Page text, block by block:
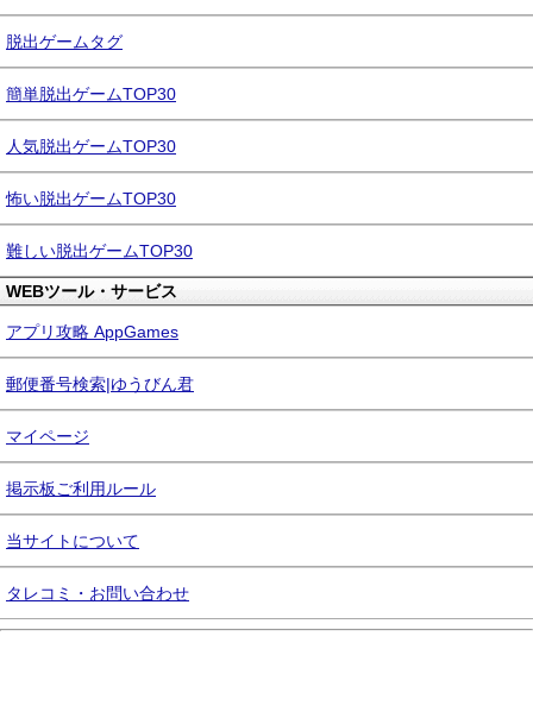
脱出ゲームタグ
簡単脱出ゲームTOP30
人気脱出ゲームTOP30
怖い脱出ゲームTOP30
難しい脱出ゲームTOP30
WEBツール・サービス
アプリ攻略 AppGames
郵便番号検索|ゆうびん君
マイページ
掲示板ご利用ルール
当サイトについて
タレコミ・お問い合わせ